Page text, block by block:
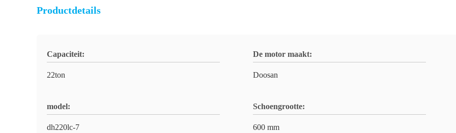
Productdetails
Capaciteit:
22ton
De motor maakt:
Doosan
model:
dh220lc-7
Schoengrootte:
600 mm